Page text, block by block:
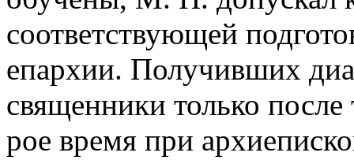
соответствующей
епархии. Получивших
священники только
рое время при